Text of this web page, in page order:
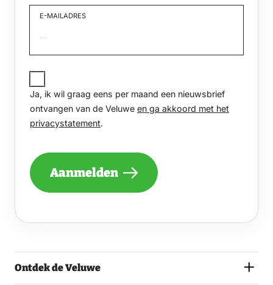
E-MAILADRES
JA,
IK
WIL
GRAAG
EENS
PER
EEN
ONTVANGEN
EN
HET
Ja, ik wil graag eens per maand een nieuwsbrief
ontvangen van de Veluwe en ga akkoord met het
privacystatement.
Aanmelden
Ontdek de Veluwe